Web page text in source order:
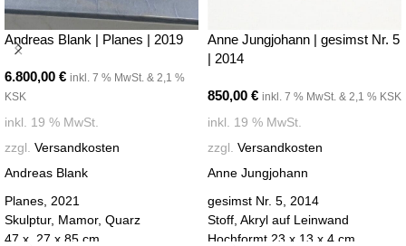
Andreas Blank | Planes | 2019
6.800,00 € inkl. 7 % MwSt. & 2,1 %
KSK
inkl. 19 % MwSt.
zzgl. Versandkosten
Andreas Blank
Planes, 2021
Skulptur, Mamor, Quarz
47 x 27 x 85 cm
Anne Jungjohann | gesimst Nr. 5
| 2014
850,00 € inkl. 7 % MwSt. & 2,1 % KSK
inkl. 19 % MwSt.
zzgl. Versandkosten
Anne Jungjohann
gesimst Nr. 5, 2014
Stoff, Akryl auf Leinwand
Hochformt 23 x 13 x 4 cm